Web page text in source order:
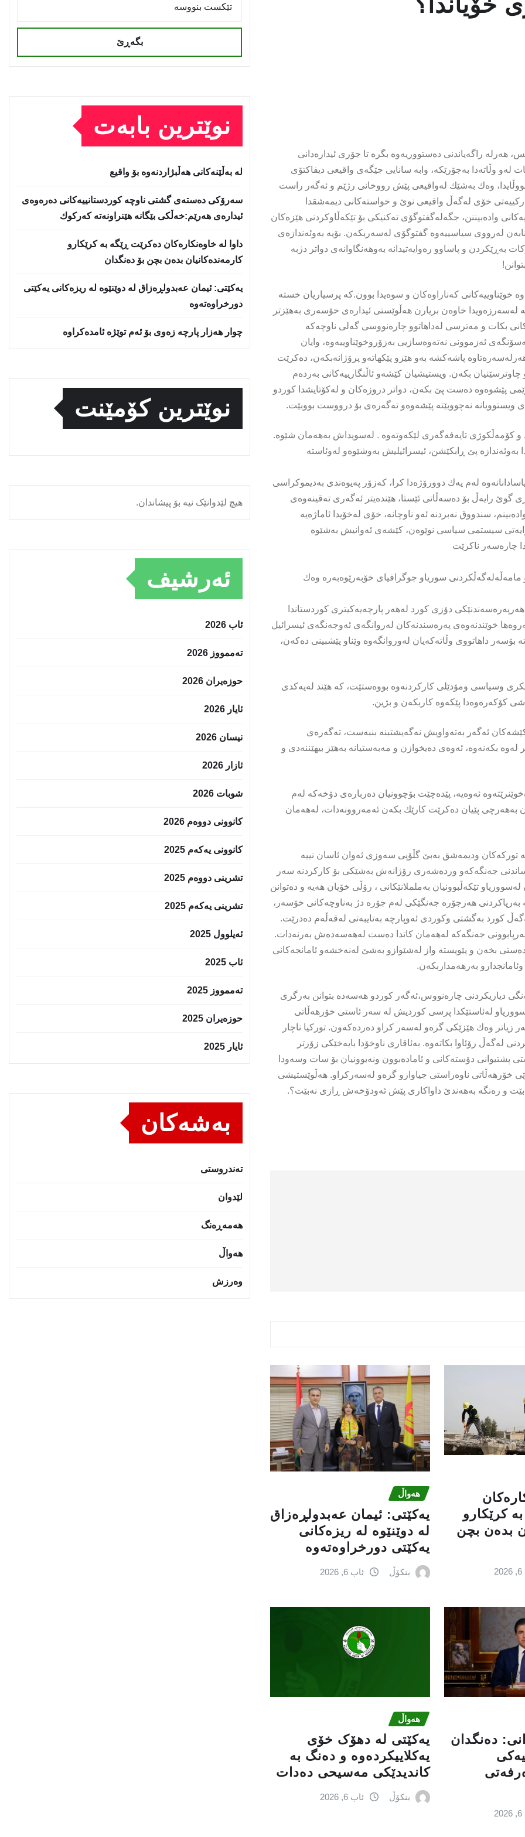
راگەیاندنی دەستووریەوە بگرە تا جۆری ئیدارەدانی
وڵاتەدا بەجۆرێکە، وابە سانایی جێگەی واقیعی دیفاکتۆی
وەك بەشێك لەواقیعی پێش رووخانی رژێم و ئەگەر راست
خۆی لەگەڵ واقیعی نوێ و خواستەکانی دیمەشقدا
وادەبیننن، جگەلەگفتوگۆی تەکنیکی بۆ تێکەڵاوکردنی هێزەکان
لەرووی سیاسییەوە گفتوگۆی لەسەربکەن. بۆیە بەوئەندازەی
و پاساوو رەوایەتیدانە بەوهەنگاوانەی دواتر دژبە
کەناراوەکان و سوەیدا بوون.کە پرسیاریان خستە
لەسەرزەویدا خاوەن بریارن هەڵوێستی ئیدارەی خۆسەری بەهێزتر
بکات و مەترسی لەداهاتوو چارەنووسی گەلی ناوچەکە
ئەزموونی نەتەوەسازیی بەزۆروخوێناوییەوە، وایان
پاشەکشە بەو هێزو پێکهاتەو پرۆژانەبکەن، دەکرێت
بکەن. ویستیشیان کێشەو ئاڵنگارییەکانی بەردەم
پێشوەوە دەست پێ بکەن، دواتر دروزەکان و لەکۆتایشدا کوردو
نەچووبێتە پێشەوەو تەگەرەی بۆ درووست بووبێت.
و کۆمەڵکوژی تایەفەگەری لێکەوتەوە . لەسویداش بەهەمان شێوە.
پێ ڕابکێشن، ئیسرائیلیش بەوشێوەو لەوئاستە
لەم یەك دوورۆژەدا کرا، کەزۆر پەیوەندی بەدیموکراسی
گوێ رایەڵ بۆ دەسەڵاتی ئێستا، هێندەیتر ئەگەری تەقینەوەی
سندووق نەبردنە ئەو ناوچانە، خۆی لەخۆیدا ئاماژەیە
سیستمی سیاسی نوێوەن، کێشەی ئەوانیش بەشێوە
چارەسەر ناکرێت
مامەڵەلەگەڵکردنی سوریاو جوگرافیای خۆبەرێوەبەرە وەك
دۆزی کورد لەهەر پارچەیەکیتری کوردستاندا
خوێندنەوەی پەرەسندنەکان لەروانگەی ئەوجەنگەی ئیسرائیل
بۆسەر داهاتووی وڵاتەکەیان لەوروانگەوە وێناو پێشبینی دەکەن،
وسیاسی ومۆدێلی کارکردنەوە بووەستێت، کە هێند لەیەکدی
کۆکەرەوەدا پێکەوە کاربکەن و بژین.
ئەگەر بەتەواویش نەگەیشتبنە بنبەست، تەگەرەی
بکەنەوە، ئەوەی دەیخوازن و مەبەستیانە بەهێز بیهێننەدی و
ئەوەیە، پێدەچێت بۆچوونیان دەربارەی دۆخەکە لەم
بەهەرچی پێیان دەکرێت کارێك بکەن ئەمەروونەدات، لەهەمان
تورکەکان ودیمەشق بەبێ گڵۆپی سەوزی ئەوان ئاسان نییە
جەنگەکەو وردەشەری رۆژانەش بەشێکی بۆ کارکردنە سەر
تێکەڵبوونیان بەململانێکانی ، رۆڵی خۆیان هەیە و دەتوانن
بەرپاکردنی هەرجۆرە جەنگێکی لەم جۆرە دژ بەناوچەکانی خۆسەر،
کورد بەگشتی وکوردی ئەوپارچە بەتایبەتی لەقەڵەم دەدرێت.
جەنگەکە لەهەمان کاتدا دەست لەهەسەدەش بەرنەدات.
بخەن و پێویستە واز لەشێوازو بەشێ لەنەخشەو ئامانجەکانی
بەرهەمداربکەن.
دیاریکردنی چارەنووس،ئەگەر کوردو هەسەدە بتوانن بەرگری
لەئاستێکدا پرسی کوردیش لە سەر ئاستی خۆرهەڵاتی
زیاتر وەك هێزێکی گرەو لەسەر کراو دەردەکەون. تورکیا ناچار
لەگەڵ رۆئاوا بکاتەوە. بەئاقاری ناوخۆدا بایەخێکی زۆرتر
دۆستەکانی و ئامادەبوون ونەبوونیان بۆ سات وسەودا
خۆرهەڵاتی ناوەراستی جیاوازو گرەو لەسەرکراو. هەڵوێستیشی
و رەنگە بەهەندێ داواکاری پێش ئەودۆخەش ڕازی نەبێت؟.
کرێکارو
بدەن بچن
هەواڵ
یه‌كێتی: ئیمان عه‌بدولڕه‌زاق
له‌ دوێنێوه‌ له‌ ریزه‌كانی
یه‌كێتی دورخراوه‌ته‌وه‌
بنکۆڵ ئاب 6, 2026
دەنگدان
هەواڵ
یەکێتی لە دهۆک خۆی
یەکلاییکردەوە و دەنگ بە
کاندیدێکی مەسیحی دەدات
بنکۆڵ ئاب 6, 2026
بگەڕێ
نوێترین بابەت
لە بەڵێنەکانی هەڵبژاردنەوە بۆ واقیع
سه‌رۆكی دەستەی گشتی ناوچە كوردستانییەكانی دەرەوەی
ئیدارەی هەرێم:خه‌ڵكی بێگانه‌ هێنراونه‌ته‌ كه‌ركوك
داوا لە خاوەنکارەکان دەکرێت ڕێگە بە کرێکارو
کارمەندەکانیان بدەن بچن بۆ دەنگدان
یه‌كێتی: ئیمان عه‌بدولڕه‌زاق له‌ دوێنێوه‌ له‌ ریزه‌كانی یه‌كێتی
دورخراوه‌ته‌وه‌
چوار هەزار پارچە زەوی بۆ ئەم توێژە ئامدەکراوە
نوێترین کۆمێنت
هیچ لێدوانێک نیە بۆ پیشاندان.
ئەرشیف
ئاب 2026
تەممووز 2026
حوزه‌یران 2026
ئایار 2026
نیسان 2026
ئازار 2026
شوبات 2026
کانوونی دووەم 2026
کانوونی یەکەم 2025
تشرینی دووەم 2025
تشرینی یەکەم 2025
ئەیلوول 2025
ئاب 2025
تەممووز 2025
حوزه‌یران 2025
ئایار 2025
بەشەکان
تەندروستى
لێدوان
هەمەڕەنگ
هەواڵ
وەرزش